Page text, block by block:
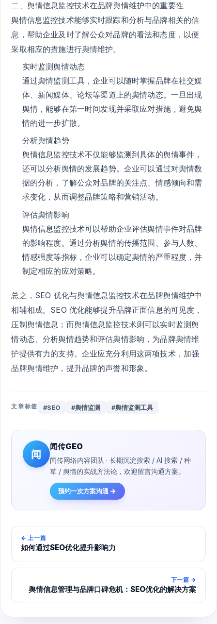
二、舆情信息监控技术在品牌舆情维护中的重要性
舆情信息监控技术能够实时跟踪和分析与品牌相关的信
息，帮助企业及时了解公众对品牌的看法和态度，以便
采取相应的措施进行舆情维护。
实时监测舆情动态
通过舆情监测工具，企业可以随时掌握品牌在社交媒
体、新闻媒体、论坛等渠道上的舆情动态。一旦出现
舆情，能够在第一时间发现并采取应对措施，避免舆
情的进一步扩散。
分析舆情趋势
舆情信息监控技术不仅能够监测到具体的舆情事件，
还可以分析舆情的发展趋势。企业可以通过对舆情数
据的分析，了解公众对品牌的关注点、情感倾向和需
求变化，从而调整品牌策略和营销活动。
评估舆情影响
舆情信息监控技术可以帮助企业评估舆情事件对品牌
的影响程度。通过分析舆情的传播范围、参与人数、
情感强度等指标，企业可以确定舆情的严重程度，并
制定相应的应对策略。
总之，SEO 优化与舆情信息监控技术在品牌舆情维护中
相辅相成。SEO 优化能够提升品牌正面信息的可见度，
压制舆情信息；而舆情信息监控技术则可以实时监测舆
情动态、分析舆情趋势和评估舆情影响，为品牌舆情维
护提供有力的支持。企业应充分利用这两项技术，加强
品牌舆情维护，提升品牌的声誉和形象。
文章标签 #SEO #舆情监测 #舆情监测工具
闻
闻传GEO
闻传网络内容团队 · 长期沉淀搜索 / AI 搜索 / 种
草 / 舆情的实战方法论，欢迎留言沟通方案。
预约一次方案沟通 →
← 上一篇
如何通过SEO优化提升影响力
下一篇 →
舆情信息管理与品牌口碑危机：SEO优化的解决方案